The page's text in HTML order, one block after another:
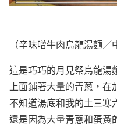
（辛味噌牛肉烏龍湯麵／
這是巧巧的月見祭烏龍湯
上面鋪著大量的青蔥，在
不知道湯底和我的土三寒
還是因為大量青蔥和蛋黃